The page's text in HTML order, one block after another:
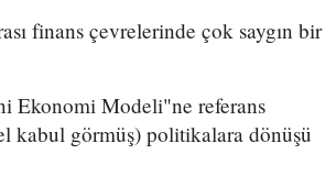
finans çevrelerinde çok saygın bir
Ekonomi Modeli"ne referans
kabul görmüş) politikalara dönüşü